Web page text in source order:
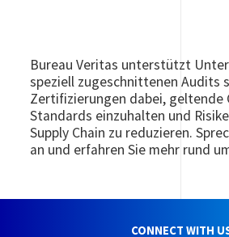
Bureau Veritas unterstützt
speziell zugeschnittenen Audits
Zertifizierungen dabei, geltende
Standards einzuhalten und
Supply Chain zu reduzieren.
an und erfahren Sie mehr rund
CONNECT WITH